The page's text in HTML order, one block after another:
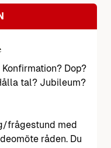
Dop?
tal? Jubileum?
frågestund med
råden. Du